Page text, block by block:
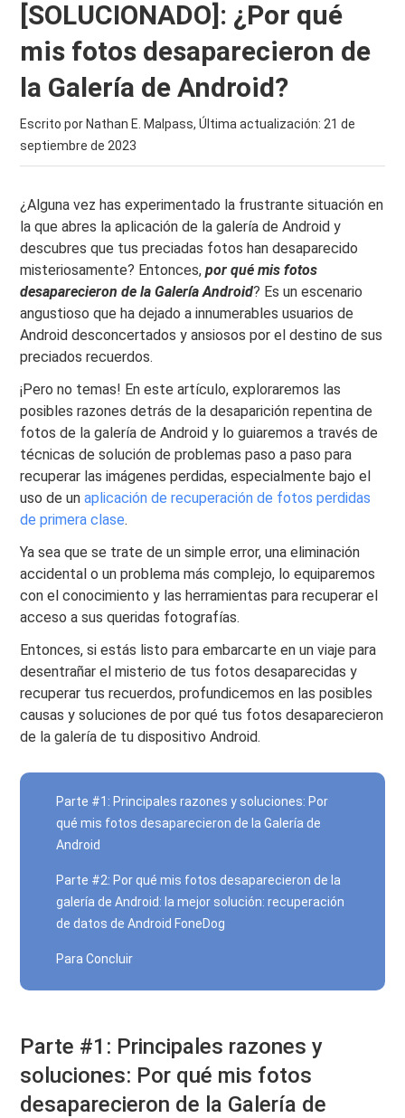
[SOLUCIONADO]: ¿Por qué
mis fotos desaparecieron de
la Galería de Android?
Escrito por Nathan E. Malpass, Última actualización: 21 de
septiembre de 2023
¿Alguna vez has experimentado la frustrante situación en
la que abres la aplicación de la galería de Android y
descubres que tus preciadas fotos han desaparecido
misteriosamente? Entonces, por qué mis fotos
desaparecieron de la Galería Android? Es un escenario
angustioso que ha dejado a innumerables usuarios de
Android desconcertados y ansiosos por el destino de sus
preciados recuerdos.
¡Pero no temas! En este artículo, exploraremos las
posibles razones detrás de la desaparición repentina de
fotos de la galería de Android y lo guiaremos a través de
técnicas de solución de problemas paso a paso para
recuperar las imágenes perdidas, especialmente bajo el
uso de unaplicación de recuperación de fotos perdidas
de primera clase.
Ya sea que se trate de un simple error, una eliminación
accidental o un problema más complejo, lo equiparemos
con el conocimiento y las herramientas para recuperar el
acceso a sus queridas fotografías.
Entonces, si estás listo para embarcarte en un viaje para
desentrañar el misterio de tus fotos desaparecidas y
recuperar tus recuerdos, profundicemos en las posibles
causas y soluciones de por qué tus fotos desaparecieron
de la galería de tu dispositivo Android.
Parte #1: Principales razones y soluciones: Por
qué mis fotos desaparecieron de la Galería de
Android
Parte #2: Por qué mis fotos desaparecieron de la
galería de Android: la mejor solución: recuperación
de datos de Android FoneDog
Para Concluir
Parte #1: Principales razones y
soluciones: Por qué mis fotos
desaparecieron de la Galería de